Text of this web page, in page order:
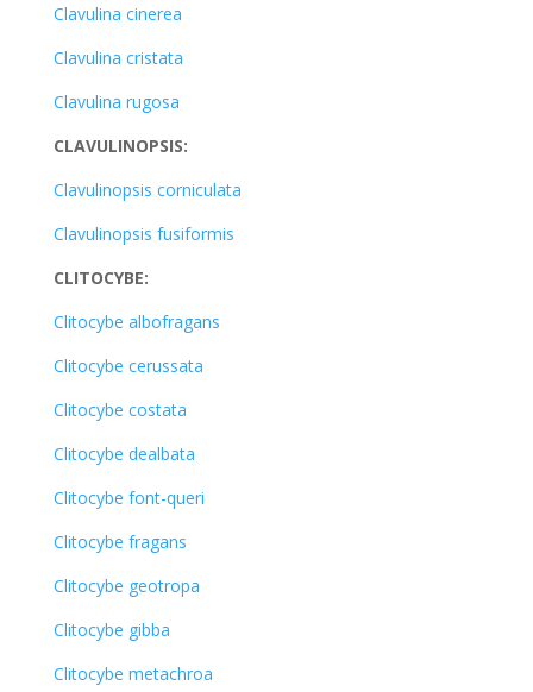
Clavulina cinerea
Clavulina cristata
Clavulina rugosa
CLAVULINOPSIS:
Clavulinopsis corniculata
Clavulinopsis fusiformis
CLITOCYBE:
Clitocybe albofragans
Clitocybe cerussata
Clitocybe costata
Clitocybe dealbata
Clitocybe font-queri
Clitocybe fragans
Clitocybe geotropa
Clitocybe gibba
Clitocybe metachroa